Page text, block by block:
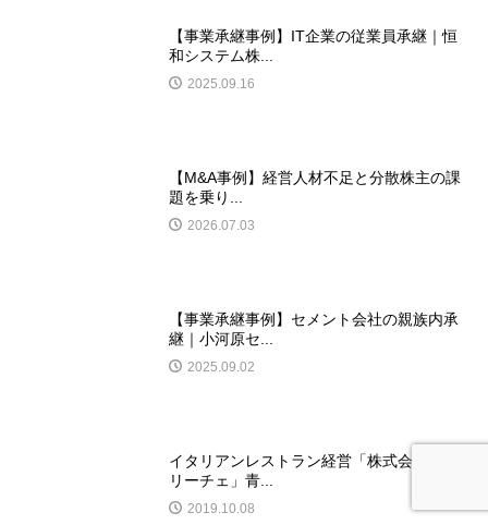
【事業承継事例】IT企業の従業員承継｜恒
和システム株...
2025.09.16
【M&A事例】経営人材不足と分散株主の課
題を乗り...
2026.07.03
【事業承継事例】セメント会社の親族内承
継｜小河原セ...
2025.09.02
イタリアンレストラン経営「株式会社フェ
リーチェ」青...
2019.10.08